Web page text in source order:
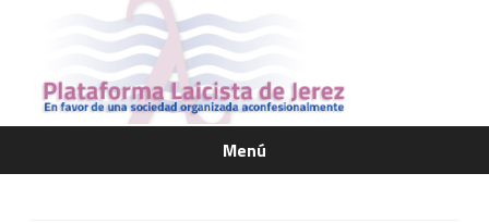
Menú
Saltar